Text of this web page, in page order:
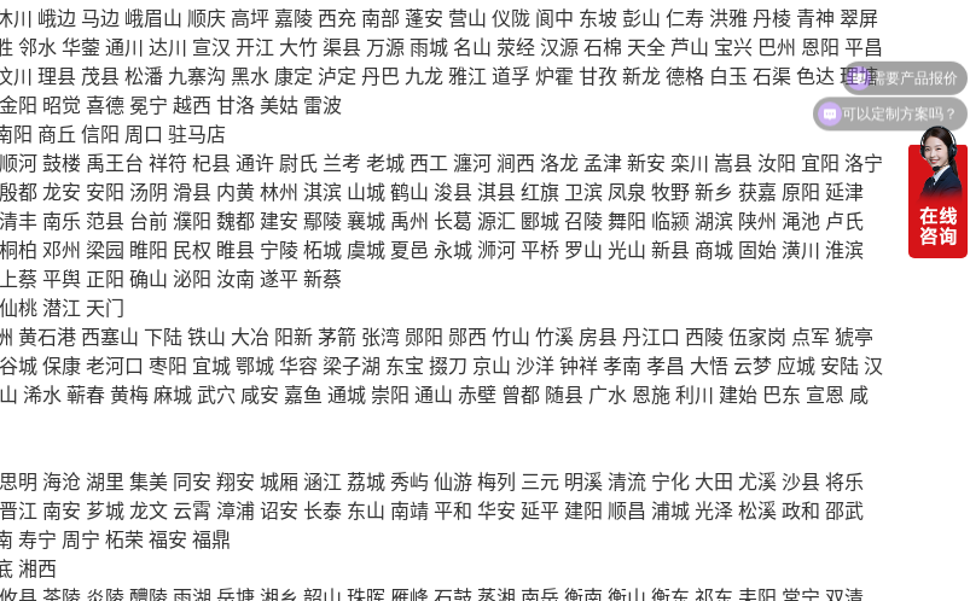
川 峨边 马边 峨眉山 顺庆 高坪 嘉陵 西充 南部 蓬安 营山 仪陇 阆中 东坡彭山 仁寿 洪雅丹棱 青神 翠屏
邻水华蓥 通川 达川 宣汉 开江 大竹 渠县 万源雨城 名山 荥经汉源石棉 天全 芦山 宝兴 巴州 恩阳 平昌
川 理县 茂县松潘 九寨沟 黑水 康定 泸定 丹巴 九龙雅江 道孚炉霍 甘孜新龙德格 白玉 石渠色达 理塘
金阳 昭觉 喜德 冕宁 越西 甘洛 美姑 雷波
阳 商丘 信阳 周口 驻马店
顺河鼓楼 禹王台 祥符 杞县通许 尉氏 兰考 老城 西工瀍河涧西 洛龙 孟津新安 栾川 嵩县 汝阳 宜阳 洛宁
殷都龙安 安阳 汤阴 滑县 内黄林州 淇滨 山城鹤山 浚县淇县红旗 卫滨 凤泉 牧野新乡 获嘉 原阳 延津
清丰 南乐 范县 台前濮阳 魏都 建安 鄢陵襄城 禹州 长葛 源汇 郾城召陵舞阳 临颍 湖滨 陕州 渑池 卢氏
桐柏 邓州 梁园 睢阳 民权 睢县 宁陵柘城 虞城 夏邑 永城浉河平桥 罗山 光山 新县 商城 固始潢川 淮滨
上蔡 平舆 正阳 确山 泌阳 汝南 遂平新蔡
仙桃潜江 天门
黄石港 西塞山 下陆铁山 大冶 阳新茅箭 张湾 郧阳 郧西 竹山 竹溪 房县丹江口 西陵伍家岗 点军 猇亭
谷城保康老河口 枣阳 宜城鄂城华容 梁子湖 东宝 掇刀 京山 沙洋钟祥孝南 孝昌 大悟 云梦 应城 安陆汉
浠水蕲春黄梅麻城武穴 咸安 嘉鱼 通城 崇阳 通山 赤壁 曾都 随县 广水 恩施利川 建始 巴东 宣恩 咸
思明 海沧 湖里 集美 同安 翔安 城厢 涵江 荔城秀屿仙游梅列 三元 明溪清流 宁化 大田 尤溪沙县将乐
晋江 南安 芗城龙文 云霄 漳浦诏安 长泰 东山 南靖平和 华安 延平 建阳 顺昌 浦城光泽松溪政和 邵武
寿宁 周宁 柘荣 福安 福鼎
湘西
可以定制方案吗？